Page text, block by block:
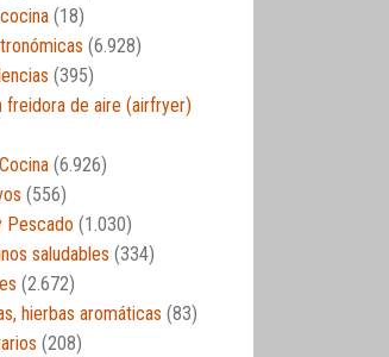
(18)
(6.928)
(395)
freidora de aire (airfryer)
(6.926)
(556)
Pescado (1.030)
saludables (334)
(2.672)
hierbas aromáticas (83)
(208)